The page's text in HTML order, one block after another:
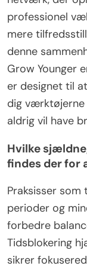
professionel
mere
denne
Grow Younger
er designet til
dig værktøjerne
aldrig vil have
Hvilke
findes der for
Praksisser
perioder og
forbedre
Tidsblokering
sikrer